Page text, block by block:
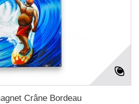
Crâne Bordeau